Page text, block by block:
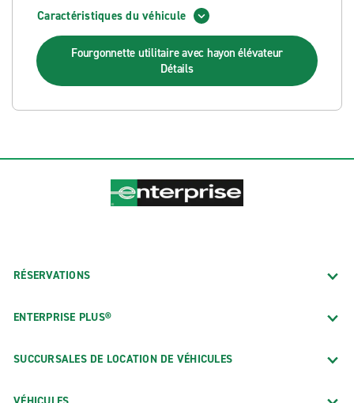
Caractéristiques du véhicule
Fourgonnette utilitaire avec hayon élévateur
Détails
RÉSERVATIONS
ENTERPRISE PLUS®
SUCCURSALES DE LOCATION DE VÉHICULES